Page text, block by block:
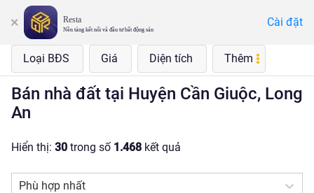
Resta
Nền tảng kết nối và đầu tư bất động sản
Cài đặt
Loại BĐS Giá Diện tích Thêm
Bán nhà đất tại Huyện Cần Giuộc, Long
An
Hiển thị: 30 trong số 1.468 kết quả
Phù hợp nhất